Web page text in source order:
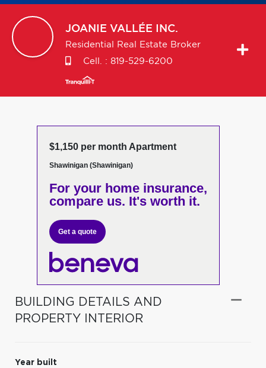
JOANIE VALLÉE INC.
Residential Real Estate Broker
Cell. : 819-529-6200
$1,150 per month Apartment
Shawinigan (Shawinigan)
For your home insurance,
compare us. It's worth it.
Get a quote
BUILDING DETAILS AND
PROPERTY INTERIOR
Year built